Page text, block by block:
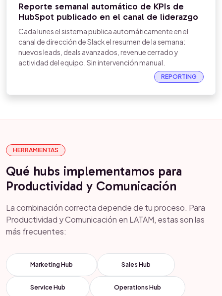
Reporte semanal automático de KPIs de
HubSpot publicado en el canal de liderazgo
Cada lunes el sistema publica automáticamente en el
canal de dirección de Slack el resumen de la semana:
nuevos leads, deals avanzados, revenue cerrado y
actividad del equipo. Sin intervención manual.
REPORTING
HERRAMIENTAS
Qué hubs implementamos para
Productividad y Comunicación
La combinación correcta depende de tu proceso. Para
Productividad y Comunicación en LATAM, estas son las
más frecuentes:
Marketing Hub Sales Hub
Service Hub Operations Hub